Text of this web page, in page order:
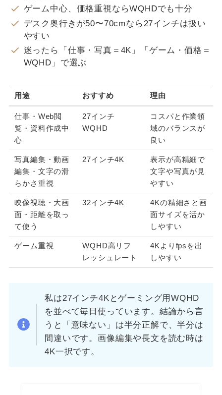
ゲーム中心、価格重視ならWQHDでも十分
デスク奥行きが50〜70cmなら27インチは扱い
やすい
迷ったら「仕事・写真＝4K」「ゲーム・価格＝
WQHD」で選ぶ
用途 おすすめ 理由
仕事・Web閲
覧・資料作成中
心
27インチ
WQHD
コスパと作業領
域のバランスが
良い
写真編集・動画
編集・文字の滑
らかさ重視
27インチ4K
表示が高精細で
文字や写真が見
やすい
映像視聴・大画
面・距離を取っ
て使う
32インチ4K
4Kの精細さと画
面サイズを活か
しやすい
ゲーム重視
WQHD高リフ
レッシュレート
4Kよりfpsを出
しやすい
私は27インチ4Kとゲーミング用WQHD
を並べて毎日使っています。結論から言
うと「意味ない」は半分正解で、半分は
間違いです。画像編集や長文を読む時は
4K一択です。